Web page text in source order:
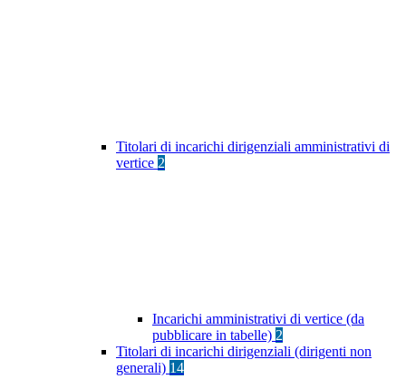
Titolari di incarichi dirigenziali amministrativi di
vertice 2
Incarichi amministrativi di vertice (da
pubblicare in tabelle) 2
Titolari di incarichi dirigenziali (dirigenti non
generali) 14